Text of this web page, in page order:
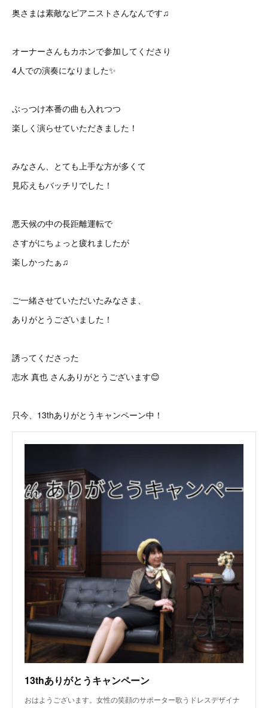
奥さまは素敵なピアニストさんなんです♫
オーナーさんもカホンで参加してくださり
4人での演奏になりました✨
ぶっつけ本番の曲も入れつつ
楽しく演らせていただきました！
みなさん、とても上手な方が多くて
見応えもバッチリでした！
悪天候の中の長距離運転で
さすがにちょっと疲れましたが
楽しかったぁ♫
ご一緒させていただいたみなさま、
ありがとうございました！
誘ってくださった
志水 真也 さんありがとうございます😊
只今、13thありがとうキャンペーン中！
13thありがとうキャンペーン
おはようございます。女性の笑顔のサポーター歌うドレスデザイナ